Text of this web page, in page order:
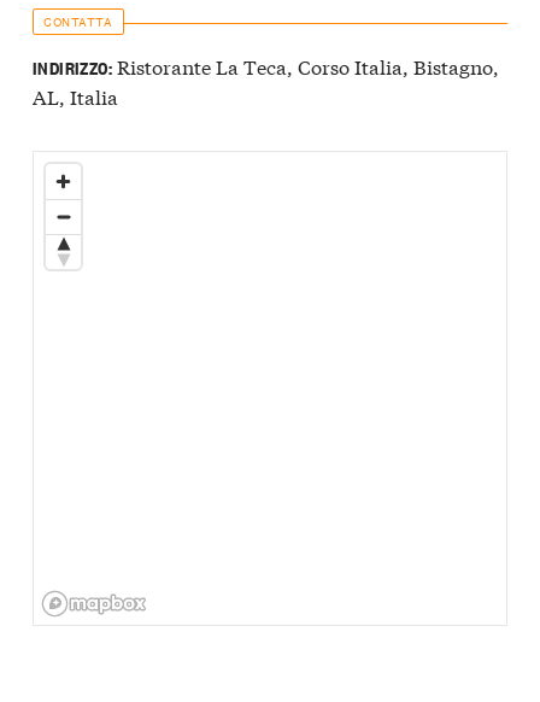
CONTATTA
INDIRIZZO:Ristorante La Teca, Corso Italia, Bistagno,
AL, Italia